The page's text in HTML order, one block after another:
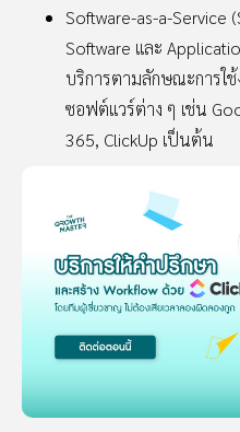
Software-as-a-Service
Software และ
บริการตามลักษณะการใ
ซอฟต์แวร์ต่าง ๆ เช่น
365, ClickUp เป็นต้น